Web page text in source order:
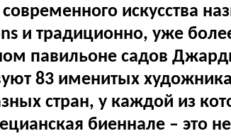
искусства
и традиционно, уже
павильоне садов
83 именитых
стран, у каждой из
биеннале – это